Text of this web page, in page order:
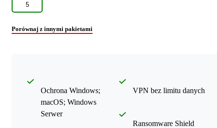
5
Porównaj z innymi pakietami
Ochrona Windows;
macOS; Windows
Serwer
VPN bez limitu danych
Ransomware Shield